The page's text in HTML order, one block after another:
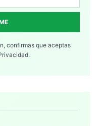
confirmas que aceptas